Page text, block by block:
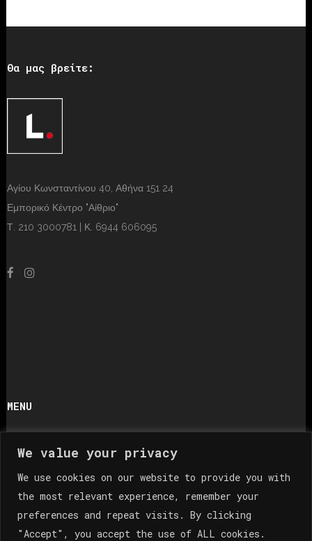
We value your privacy
We use cookies on our website to provide you with
the most relevant experience, remember your
preferences and repeat visits. By clicking
"Accept", you accept the use of ALL cookies.
Θα μας βρείτε:
Αγίου Κωνσταντίνου 40, Αθήνα 151 24
Εμπορικό Κέντρο "Αίθριο"
Τ. 210 3000781 | Κ. 6944 606095
MENU
ABOUT
ΠΕΛΑΤΕΣ